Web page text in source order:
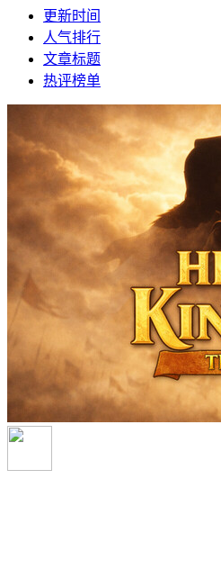
更新时间
人气排行
文章标题
热评榜单